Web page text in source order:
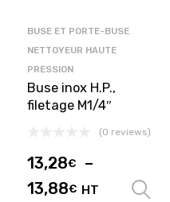
BUSE ET PORTE-BUSE
NETTOYEUR HAUTE
PRESSION
Buse inox H.P.,
filetage M1/4″
(0 reviews)
13,28€
–
13,88€ HT